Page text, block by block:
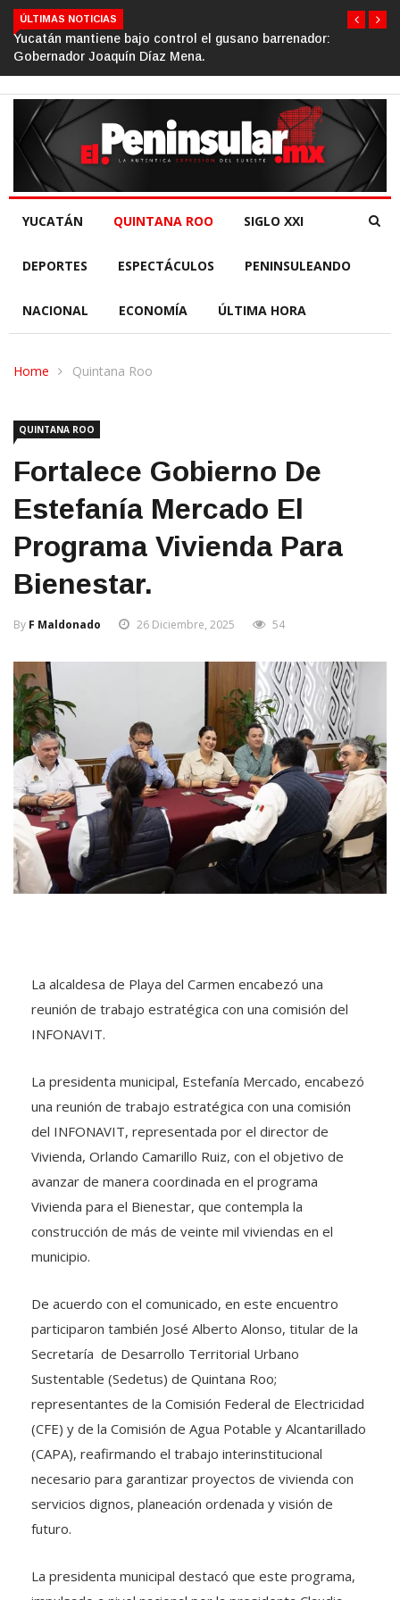
ÚLTIMAS NOTICIAS
el gusano barrenador:
Gino Segura impulsa el
YUCATÁN QUINTANA ROO SIGLO XXI
DEPORTES ESPECTÁCULOS PENINSULEANDO
NACIONAL ECONOMÍA ÚLTIMA HORA
Home Quintana Roo
QUINTANA ROO
Fortalece Gobierno De
Estefanía Mercado El
Programa Vivienda Para
Bienestar.
By F Maldonado 26 Diciembre, 2025 54
La alcaldesa de Playa del Carmen encabezó una
reunión de trabajo estratégica con una comisión del
INFONAVIT.
La presidenta municipal, Estefanía Mercado, encabezó
una reunión de trabajo estratégica con una comisión
del INFONAVIT, representada por el director de
Vivienda, Orlando Camarillo Ruiz, con el objetivo de
avanzar de manera coordinada en el programa
Vivienda para el Bienestar, que contempla la
construcción de más de veinte mil viviendas en el
municipio.
De acuerdo con el comunicado, en este encuentro
participaron también José Alberto Alonso, titular de la
Secretaría de Desarrollo Territorial Urbano
Sustentable (Sedetus) de Quintana Roo;
representantes de la Comisión Federal de Electricidad
(CFE) y de la Comisión de Agua Potable y Alcantarillado
(CAPA), reafirmando el trabajo interinstitucional
necesario para garantizar proyectos de vivienda con
servicios dignos, planeación ordenada y visión de
futuro.
La presidenta municipal destacó que este programa,